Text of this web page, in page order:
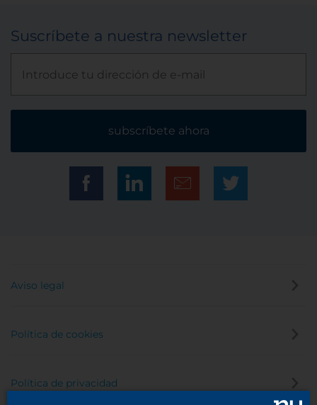
Suscríbete a nuestra newsletter
subscríbete ahora
Aviso legal
Política de cookies
Política de privacidad